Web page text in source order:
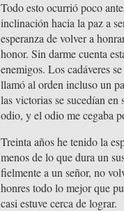
Todo esto ocurrió poco
inclinación hacia la paz a
esperanza de volver a
honor. Sin darme cuenta
enemigos. Los cadáveres
llamó al orden incluso un
las victorias se sucedían
odio, y el odio me cegaba
Treinta años he tenido la
menos de lo que dura un
fielmente a un señor, no
honres todo lo mejor que
casi estuve cerca de lograr.